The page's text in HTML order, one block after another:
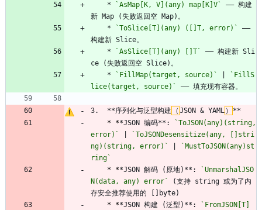
    *
`AsMap[K, V](any) map[K]V`
—— 构建
新 Map (失败返回空 Map)。
    *
`ToSlice[T](any) ([]T, error)`
——
构建新 Slice。
    *
`AsSlice[T](any) []T`
—— 构建新 Sli
ce (失败返回空 Slice)。
    *
`FillMap(target, source)`
`FillS
lice(target, source)`
—— 填充现有容器。
3.  **序列化与泛型构建 （ JSON & YAML ）
**
* **JSON 编码**:
`ToJSON(any)(string,
error)`
`ToJSONDesensitize(any, []stri
ng)(string, error)`
`MustToJSON(any)st
ring`
* **JSON 解码 (原地)**:
`UnmarshalJSO
N(data, any) error`
(支持 string 或为了内
存安全推荐使用的 []byte)
* **JSON 构建 (泛型)**:
`FromJSON[T]